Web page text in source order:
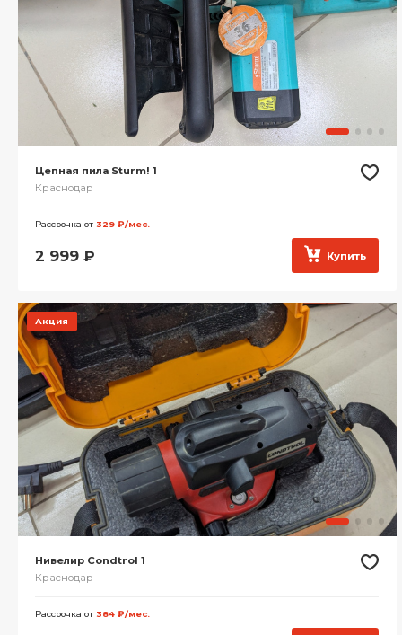
Цепная пила Sturm! 1
Краснодар
Рассрочка от 329 ₽/мес.
2 999 ₽ Купить
Акция
Нивелир Condtrol 1
Краснодар
Рассрочка от 384 ₽/мес.